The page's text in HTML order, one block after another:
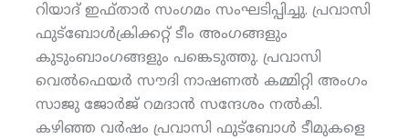
റിയാദ് ഇഫ്താര്‍ സംഗമം സംഘടിപ്പിച്ചു. പ്രവാസി
ഫുട്‌ബോള്‍ക്രിക്കറ്റ് ടീം അംഗങ്ങളും
കുടുംബാംഗങ്ങളും പങ്കെടുത്തു. പ്രവാസി
വെല്‍ഫെയര്‍ സൗദി നാഷണല്‍ കമ്മിറ്റി അംഗം
സാജു ജോര്‍ജ് റമദാന്‍ സന്ദേശം നല്‍കി.
കഴിഞ്ഞ വര്‍ഷം പ്രവാസി ഫുട്‌ബോള്‍ ടീമുകളെ